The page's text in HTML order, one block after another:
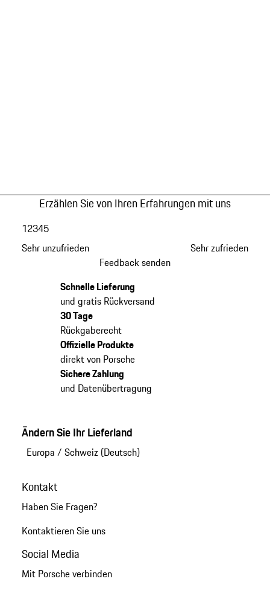
Erzählen Sie von Ihren Erfahrungen mit uns
Sehr unzufrieden
12345
Sehr zufrieden
Feedback senden
Schnelle Lieferung
und gratis Rückversand
30 Tage
Rückgaberecht
Offizielle Produkte
direkt von Porsche
Sichere Zahlung
und Datenübertragung
Ändern Sie Ihr Lieferland
Europa / Schweiz (Deutsch)
Kontakt
Haben Sie Fragen?
Kontaktieren Sie uns
Social Media
Mit Porsche verbinden